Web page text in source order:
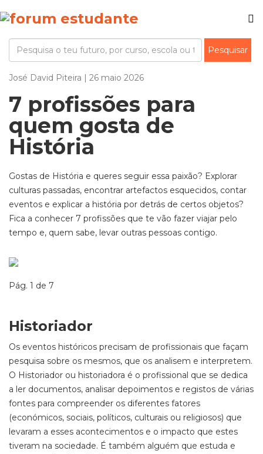
José David Piteira | 26 maio 2026
7 profissões para
quem gosta de
História
Gostas de História e queres seguir essa paixão? Explorar
culturas passadas, encontrar artefactos esquecidos, contar
eventos e explicar a história por detrás de certos objetos?
Fica a conhecer 7 profissões que te vão fazer viajar pelo
tempo e, quem sabe, levar outras pessoas contigo.
Pág. 1 de 7
Historiador
Os eventos históricos precisam de profissionais que façam
pesquisa sobre os mesmos, que os analisem e interpretem.
O Historiador ou historiadora é o profissional que se dedica
a ler documentos, analisar depoimentos e registos de várias
fontes para compreender os diferentes fatores
(económicos, sociais, políticos, culturais ou religiosos) que
levaram a esses acontecimentos e o impacto que estes
tiveram na sociedade. É também alguém que estuda e